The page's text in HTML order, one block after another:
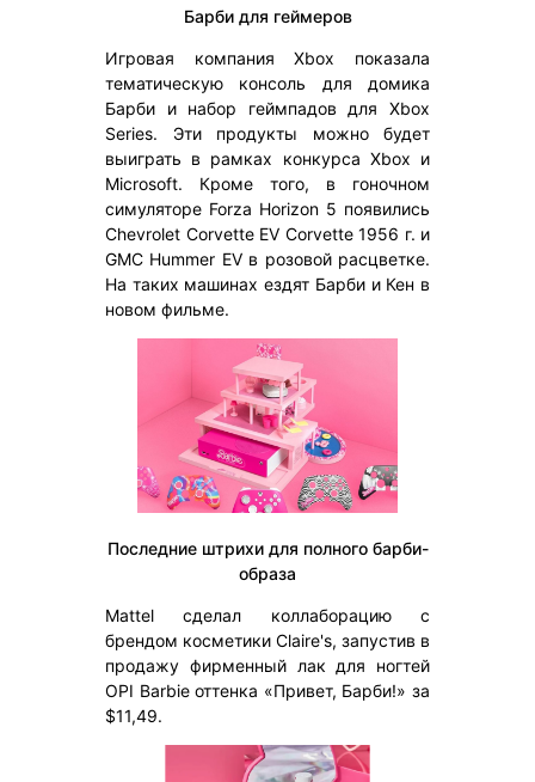
Барби для геймеров
Игровая компания Xbox показала
тематическую консоль для домика
Барби и набор геймпадов для Xbox
Series. Эти продукты можно будет
выиграть в рамках конкурса Xbox и
Microsoft. Кроме того, в гоночном
симуляторе Forza Horizon 5 появились
Chevrolet Corvette EV Corvette 1956 г. и
GMC Hummer EV в розовой расцветке.
На таких машинах ездят Барби и Кен в
новом фильме.
Последние штрихи для полного барби-
образа
Mattel сделал коллаборацию с
брендом косметики Claire's, запустив в
продажу фирменный лак для ногтей
OPI Barbie оттенка «Привет, Барби!» за
$11,49.